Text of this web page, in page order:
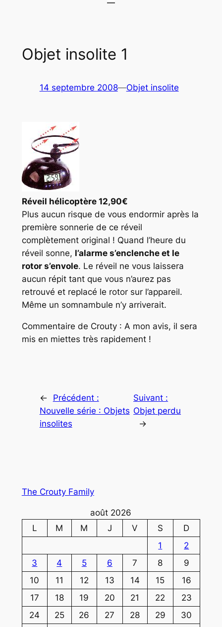
Objet insolite 1
14 septembre 2008—Objet insolite
Réveil hélicoptère 12,90€
Plus aucun risque de vous endormir après la
première sonnerie de ce réveil
complètement original ! Quand l’heure du
réveil sonne, l’alarme s’enclenche et le
rotor s’envole. Le réveil ne vous laissera
aucun répit tant que vous n’aurez pas
retrouvé et replacé le rotor sur l’appareil.
Même un somnambule n’y arriverait.
Commentaire de Crouty : A mon avis, il sera
mis en miettes très rapidement !
←
Précédent :
Nouvelle série : Objets
insolites
Suivant :
Objet perdu
→
The Crouty Family
août 2026
L
M M J V S
D
1
2
3
4 5 6 7 8
9
10
11 12 13 14 15
16
17
18 19 20 21 22
23
24
25 26 27 28 29
30